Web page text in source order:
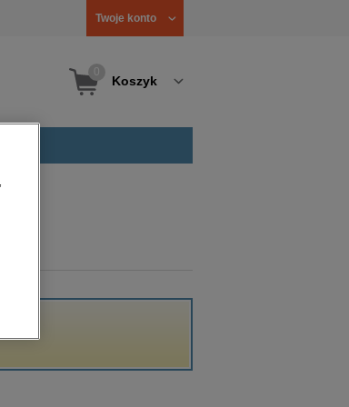
Twoje konto
Koszyk